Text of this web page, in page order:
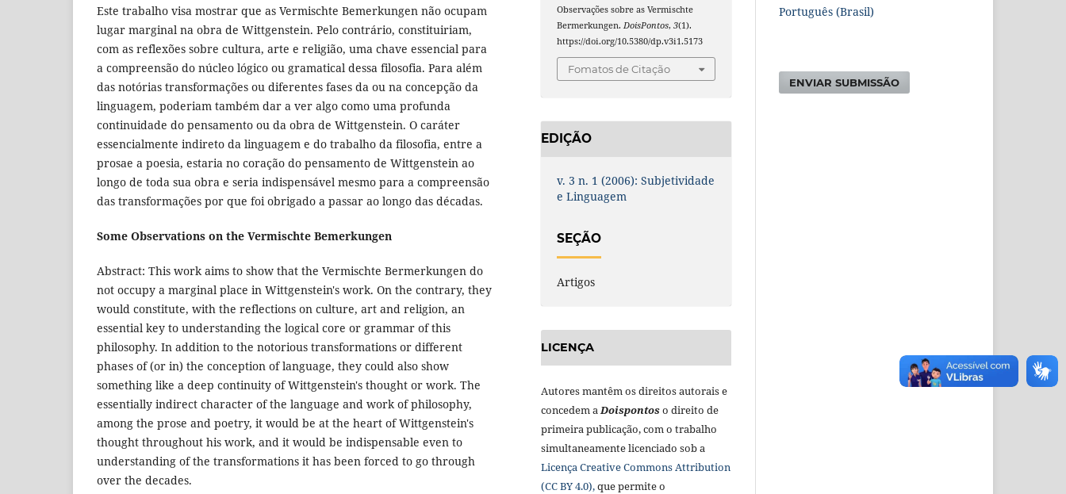
Este trabalho visa mostrar que as Vermischte Bemerkungen não ocupam
lugar marginal na obra de Wittgenstein. Pelo contrário, constituiriam,
com as reflexões sobre cultura, arte e religião, uma chave essencial para
a compreensão do núcleo lógico ou gramatical dessa filosofia. Para além
das notórias transformações ou diferentes fases da ou na concepção da
linguagem, poderiam também dar a ver algo como uma profunda
continuidade do pensamento ou da obra de Wittgenstein. O caráter
essencialmente indireto da linguagem e do trabalho da filosofia, entre a
prosae a poesia, estaria no coração do pensamento de Wittgenstein ao
longo de toda sua obra e seria indispensável mesmo para a compreensão
das transformações por que foi obrigado a passar ao longo das décadas.
Some Observations on the Vermischte Bemerkungen
Abstract: This work aims to show that the Vermischte Bermerkungen do
not occupy a marginal place in Wittgenstein's work. On the contrary, they
would constitute, with the reflections on culture, art and religion, an
essential key to understanding the logical core or grammar of this
philosophy. In addition to the notorious transformations or different
phases of (or in) the conception of language, they could also show
something like a deep continuity of Wittgenstein's thought or work. The
essentially indirect character of the language and work of philosophy,
among the prose and poetry, it would be at the heart of Wittgenstein's
thought throughout his work, and it would be indispensable even to
understanding of the transformations it has been forced to go through
over the decades.
Observações sobre as Vermischte
Bermerkungen.DoisPontos,3(1).
https://doi.org/10.5380/dp.v3i1.5173
Fomatos de Citação
EDIÇÃO
v. 3 n. 1 (2006): Subjetividade
e Linguagem
SEÇÃO
Artigos
LICENÇA
Autores mantêm os direitos autorais e
concedem aDoispontoso direito de
primeira publicação, com o trabalho
simultaneamente licenciado sob a
Licença Creative Commons Attribution
(CC BY 4.0),que permite o
Português (Brasil)
ENVIAR SUBMISSÃO